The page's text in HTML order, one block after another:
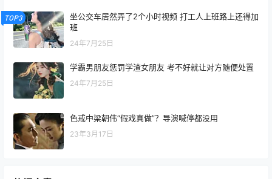
TOP3
坐公交车居然弄了2个小时视频 打工人上班路上还得加
班
24年7月25日
学霸男朋友惩罚学渣女朋友 考不好就让对方随便处置
24年7月25日
色戒中梁朝伟“假戏真做”？导演喊停都没用
23年3月17日